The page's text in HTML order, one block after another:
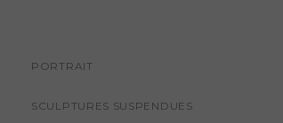
PORTRAIT
SCULPTURES SUSPENDUES